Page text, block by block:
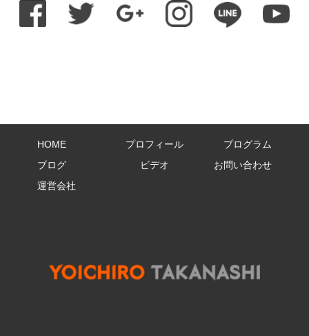
HOME プロフィール
プログラム
ブログ
ビデオ
お問い合わせ
運営会社